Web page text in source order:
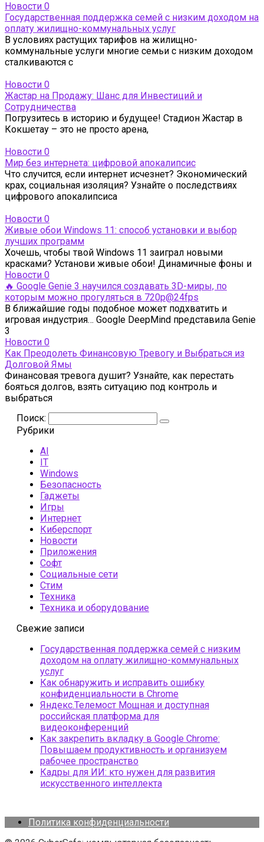
Новости 0
Государственная поддержка семей с низким доходом на
оплату жилищно-коммунальных услуг
В условиях растущих тарифов на жилищно-
коммунальные услуги многие семьи с низким доходом
сталкиваются с
Новости 0
Жастар на Продажу: Шанс для Инвестиций и
Сотрудничества
Погрузитесь в историю и будущее! Стадион Жастар в
Кокшетау – это не просто арена,
Новости 0
Мир без интернета: цифровой апокалипсис
Что случится, если интернет исчезнет? Экономический
крах, социальная изоляция? Узнайте о последствиях
цифрового апокалипсиса
Новости 0
Живые обои Windows 11: способ установки и выбор
лучших программ
Хочешь, чтобы твой Windows 11 заиграл новыми
красками? Установи живые обои! Динамичные фоны и
Новости 0
🔥 Google Genie 3 научился создавать 3D-миры, по
которым можно прогуляться в 720p@24fps
В ближайшие годы подобное может подхватить и
игровая индустрия… Google DeepMind представила Genie
3
Новости 0
Как Преодолеть Финансовую Тревогу и Выбраться из
Долговой Ямы
Финансовая тревога душит? Узнайте, как перестать
бояться долгов, взять ситуацию под контроль и
выбраться
Поиск:
Рубрики
AI
IT
Windows
Безопасность
Гаджеты
Игры
Интернет
Киберспорт
Новости
Приложения
Софт
Социальные сети
Стим
Техника
Техника и оборудование
Свежие записи
Государственная поддержка семей с низким
доходом на оплату жилищно-коммунальных
услуг
Как обнаружить и исправить ошибку
конфиденциальности в Chrome
Яндекс.Телемост Мощная и доступная
российская платформа для
видеоконференций
Как закрепить вкладку в Google Chrome:
Повышаем продуктивность и организуем
рабочее пространство
Кадры для ИИ: кто нужен для развития
искусственного интеллекта
Политика конфиденциальности